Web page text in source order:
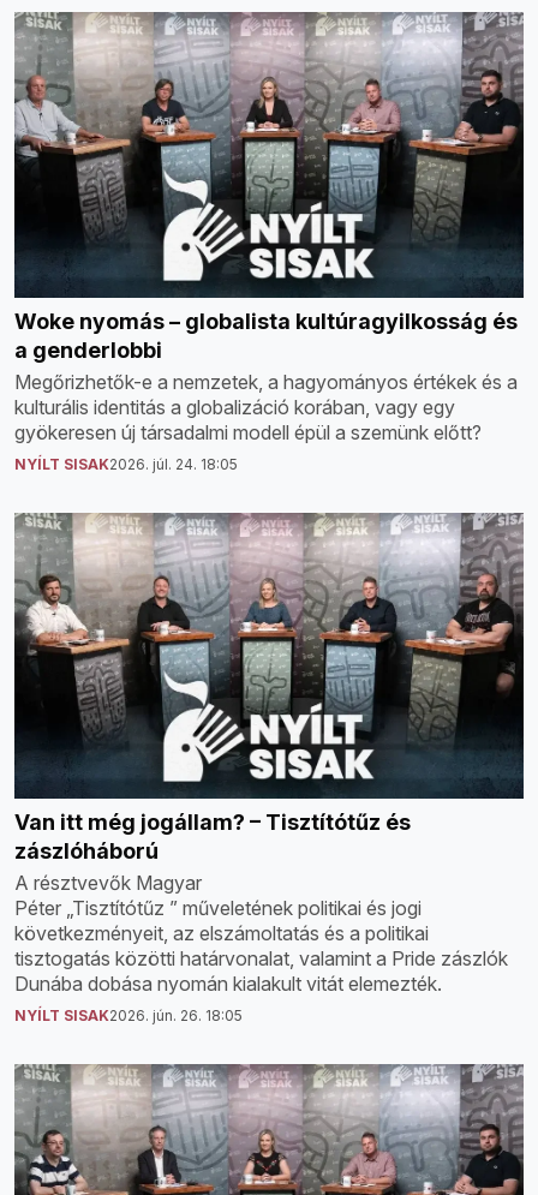
Woke nyomás – globalista kultúragyilkosság és
a genderlobbi
Megőrizhetők-e a nemzetek, a hagyományos értékek és a
kulturális identitás a globalizáció korában, vagy egy
gyökeresen új társadalmi modell épül a szemünk előtt?
NYÍLT SISAK2026. júl. 24. 18:05
Van itt még jogállam? – Tisztítótűz és
zászlóháború
A résztvevők Magyar
Péter „Tisztítótűz ” műveletének politikai és jogi
következményeit, az elszámoltatás és a politikai
tisztogatás közötti határvonalat, valamint a Pride zászlók
Dunába dobása nyomán kialakult vitát elemezték.
NYÍLT SISAK2026. jún. 26. 18:05